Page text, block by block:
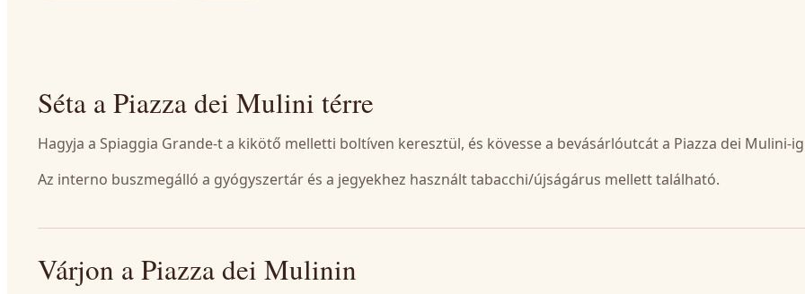
Séta a Piazza dei Mulini térre
Hagyja a Spiaggia Grande-t a kikötő melletti boltíven keresztül, és kövesse a bevásárlóutcát a Piazza dei Mulini-
Az interno buszmegálló a gyógyszertár és a jegyekhez használt tabacchi/újságárus mellett található.
Várjon a Piazza dei Mulinin